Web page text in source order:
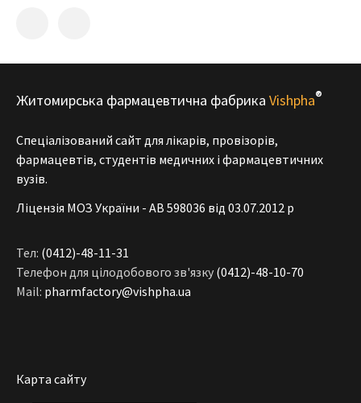
Житомирська фармацевтична фабрика Vishpha®
Спеціалізований сайт для лікарів, провізорів,
фармацевтів, студентів медичних і фармацевтичних
вузів.
Ліцензія МОЗ України - АВ 598036 від 03.07.2012 р
Тел: (0412)-48-11-31
Телефон для цілодобового зв'язку (0412)-48-10-70
Mail: pharmfactory@vishpha.ua
Карта сайту